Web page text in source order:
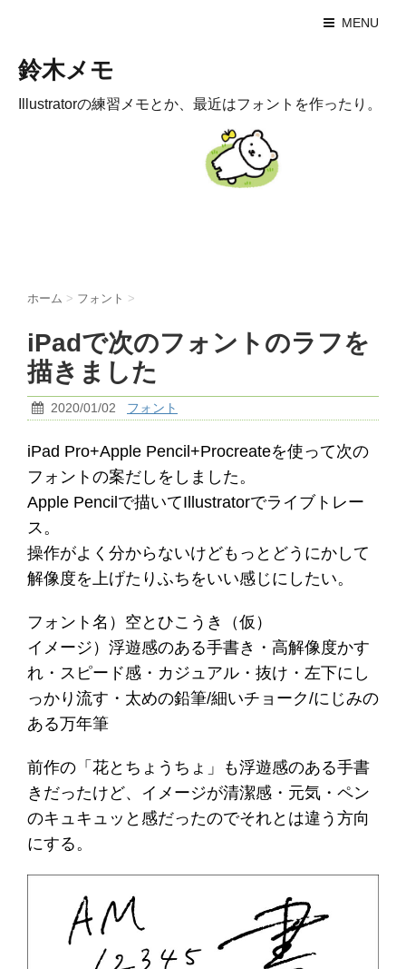
MENU
鈴木メモ
Illustratorの練習メモとか、最近はフォントを作ったり。
ホーム > フォント >
iPadで次のフォントのラフを
描きました
2020/01/02 フォント
iPad Pro+Apple Pencil+Procreateを使って次の
フォントの案だしをしました。
Apple Pencilで描いてIllustratorでライブトレー
ス。
操作がよく分からないけどもっとどうにかして
解像度を上げたりふちをいい感じにしたい。
フォント名）空とひこうき（仮）
イメージ）浮遊感のある手書き・高解像度かす
れ・スピード感・カジュアル・抜け・左下にし
っかり流す・太めの鉛筆/細いチョーク/にじみの
ある万年筆
前作の「花とちょうちょ」も浮遊感のある手書
きだったけど、イメージが清潔感・元気・ペン
のキュキュッと感だったのでそれとは違う方向
にする。